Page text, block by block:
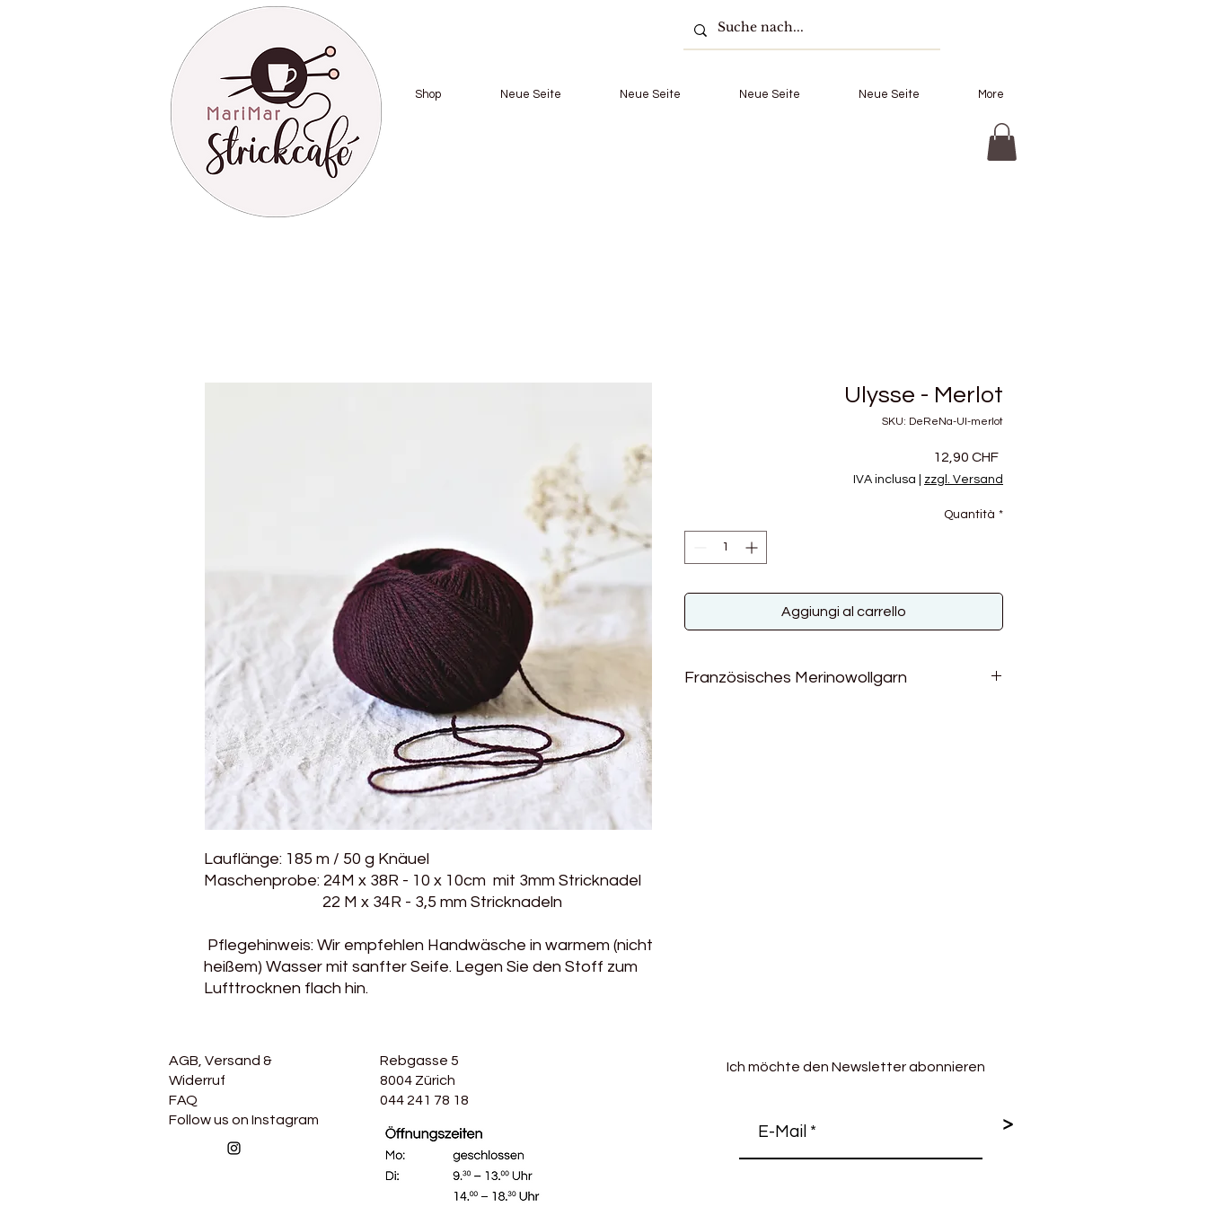
Shop Neue Seite Neue Seite Neue Seite Neue Seite More
Lauflänge: 185 m / 50 g Knäuel
Maschenprobe: 24M x 38R - 10 x 10cm mit 3mm Stricknadel
22 M x 34R - 3,5 mm Stricknadeln
Pflegehinweis: Wir empfehlen Handwäsche in warmem (nicht
heißem) Wasser mit sanfter Seife. Legen Sie den Stoff zum
Lufttrocknen flach hin.
Ulysse - Merlot
SKU: DeReNa-Ul-merlot
12,90 CHFPrezzo
IVA inclusa zzgl. Versand
Quantità *
Aggiungi al carrello
Französisches Merinowollgarn
AGB, Versand &
Widerruf
FAQ
Follow us on Instagram
Rebgasse 5
8004 Zürich
044 241 78 18
Ich möchte den Newsletter abonnieren
>